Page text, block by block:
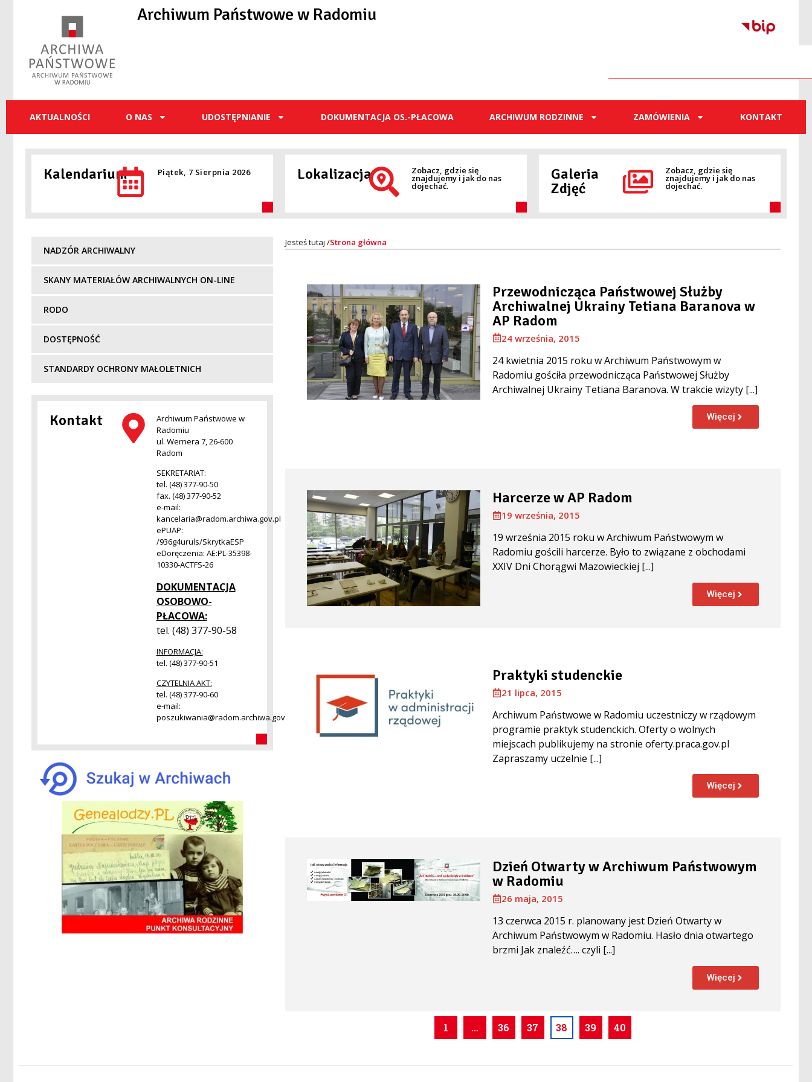
Archiwum Państwowe w Radomiu
AKTUALNOŚCI O NAS UDOSTĘPNIANIE DOKUMENTACJA OS.-PŁACOWA ARCHIWUM RODZINNE ZAMÓWIENIA KONTAKT
Kalendarium Piątek, 7 Sierpnia 2026 Lokalizacja Zobacz, gdzie się
znajdujemy i jak do nas
dojechać.
Galeria
Zdjęć
Zobacz, gdzie się
znajdujemy i jak do nas
dojechać.
NADZÓR ARCHIWALNY
SKANY MATERIAŁÓW ARCHIWALNYCH ON-LINE
RODO
DOSTĘPNOŚĆ
STANDARDY OCHRONY MAŁOLETNICH
Kontakt
Archiwum Państwowe w
Radomiu
ul. Wernera 7, 26-600
Radom
SEKRETARIAT:
tel. (48) 377-90-50
fax. (48) 377-90-52
e-mail:
kancelaria@radom.archiwa.gov.pl
ePUAP:
/936g4uruls/SkrytkaESP
eDoręczenia: AE:PL-35398-
10330-ACTFS-26
DOKUMENTACJA
OSOBOWO-
PŁACOWA:
tel. (48) 377-90-58
INFORMACJA:
tel. (48) 377-90-51
CZYTELNIA AKT:
tel. (48) 377-90-60
e-mail:
poszukiwania@radom.archiwa.gov.pl
Strona główna
Przewodnicząca Państwowej Służby
Archiwalnej Ukrainy Tetiana Baranova w
AP Radom
24 września, 2015
24 kwietnia 2015 roku w Archiwum Państwowym w
Radomiu gościła przewodnicząca Państwowej Służby
Archiwalnej Ukrainy Tetiana Baranova. W trakcie wizyty [...]
Więcej
Harcerze w AP Radom
19 września, 2015
19 września 2015 roku w Archiwum Państwowym w
Radomiu gościli harcerze. Było to związane z obchodami
XXIV Dni Chorągwi Mazowieckiej [...]
Więcej
Praktyki studenckie
21 lipca, 2015
Archiwum Państwowe w Radomiu uczestniczy w rządowym
programie praktyk studenckich. Oferty o wolnych
miejscach publikujemy na stronie oferty.praca.gov.pl
Zapraszamy uczelnie [...]
Więcej
Dzień Otwarty w Archiwum Państwowym
w Radomiu
26 maja, 2015
13 czerwca 2015 r. planowany jest Dzień Otwarty w
Archiwum Państwowym w Radomiu. Hasło dnia otwartego
brzmi Jak znaleźć…. czyli [...]
Więcej
1 … 36 37 38 39 40